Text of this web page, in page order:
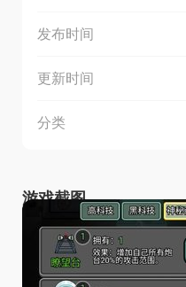
发布时间
更新时间
分类
游戏截图